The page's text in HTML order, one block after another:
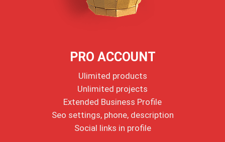
PRO ACCOUNT
Ulimited products
Unlimited projects
Extended Business Profile
Seo settings, phone, description
Social links in profile